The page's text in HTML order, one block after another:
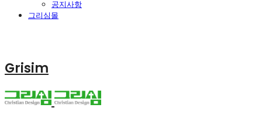
공지사항
그리심몰
Grisim